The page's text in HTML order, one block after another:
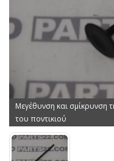
Μεγέθυνση και σμίκρυνση
του ποντικιού